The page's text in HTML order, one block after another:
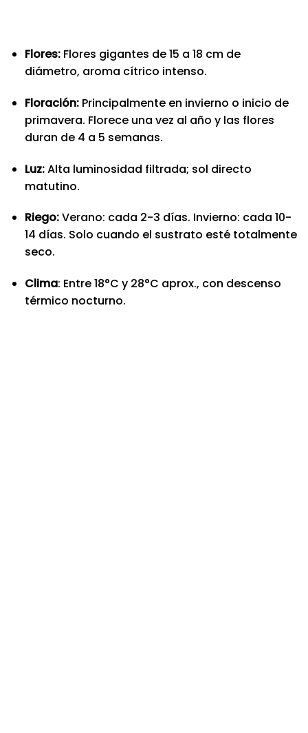
Flores:Flores gigantes de 15 a 18 cm de
diámetro, aroma cítrico intenso.
Floración:Principalmente en invierno o inicio de
primavera. Florece una vez al año y las flores
duran de 4 a 5 semanas.
Luz:Alta luminosidad filtrada; sol directo
matutino.
Riego:Verano: cada 2-3 días. Invierno: cada 10-
14 días. Solo cuando el sustrato esté totalmente
seco.
Clima: Entre 18°C y 28°C aprox., con descenso
térmico nocturno.